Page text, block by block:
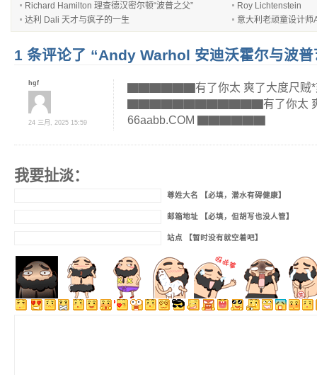
Richard Hamilton 理查德汉密尔顿“波普之父”
Roy Lichtenstein
达利 Dali 天才与疯子的一生
意大利老顽童设计
1 条评论了 “Andy Warhol 安迪沃霍尔与波普
hgf
24 三月, 2025 15:59
▇▇▇▇▇▇有了你太 爽了大度尺贼*
▇▇▇▇▇▇▇▇▇▇▇▇有了你太 爽
66aabb.COM ▇▇▇▇▇▇
我要扯淡：
尊姓大名 【必填，潜水有碍健康】
邮箱地址 【必填，但胡写也没人管】
站点 【暂时没有就空着吧】